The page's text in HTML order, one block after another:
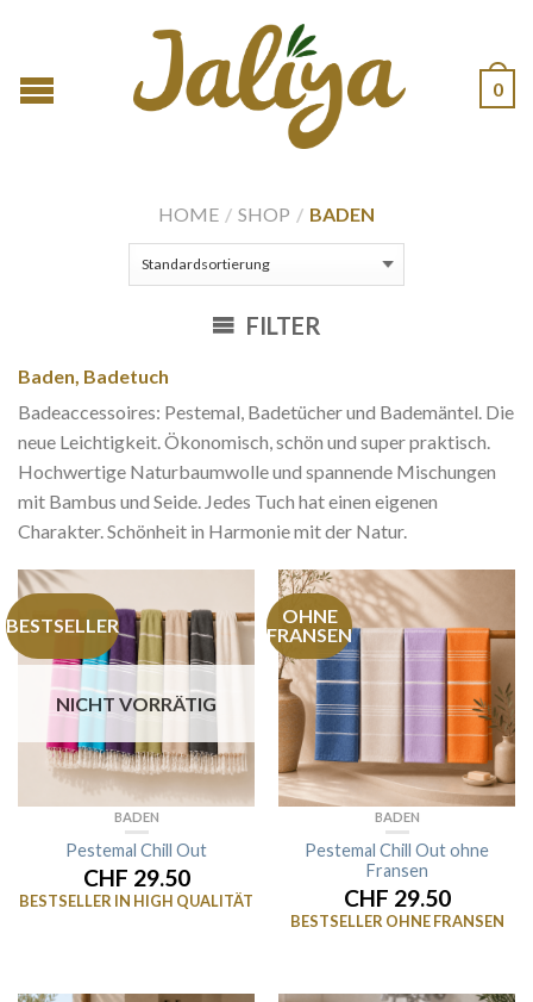
0
HOME / SHOP / BADEN
FILTER
Baden, Badetuch
Badeaccessoires: Pestemal, Badetücher und Bademäntel. Die
neue Leichtigkeit. Ökonomisch, schön und super praktisch.
Hochwertige Naturbaumwolle und spannende Mischungen
mit Bambus und Seide. Jedes Tuch hat einen eigenen
Charakter. Schönheit in Harmonie mit der Natur.
NICHT VORRÄTIG
BESTSELLER
BADEN
Pestemal Chill Out
CHF 29.50
BESTSELLER IN HIGH QUALITÄT
OHNE
FRANSEN
BADEN
Pestemal Chill Out ohne
Fransen
CHF 29.50
BESTSELLER OHNE FRANSEN